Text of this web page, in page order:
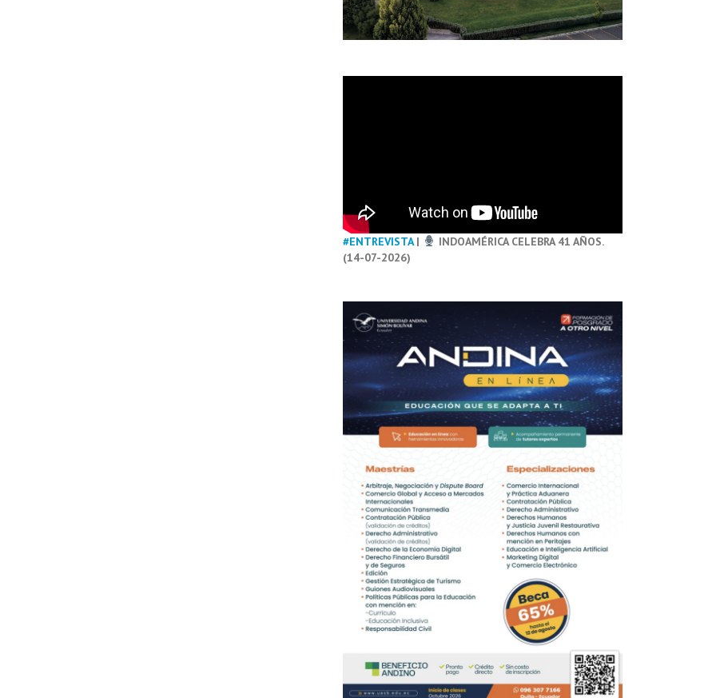
#ENTREVISTA|
INDOAMÉRICA CELEBRA 41 AÑOS.
(14-07-2026)